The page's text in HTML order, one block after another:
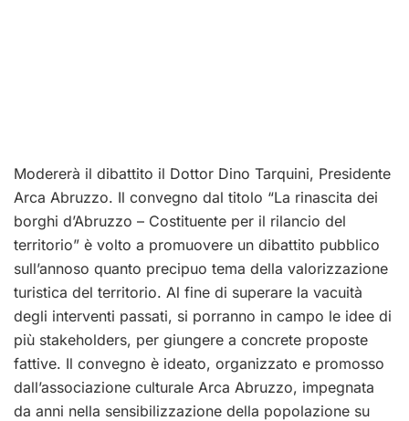
Modererà il dibattito il Dottor Dino Tarquini, Presidente
Arca Abruzzo. Il convegno dal titolo “La rinascita dei
borghi d’Abruzzo – Costituente per il rilancio del
territorio” è volto a promuovere un dibattito pubblico
sull’annoso quanto precipuo tema della valorizzazione
turistica del territorio. Al fine di superare la vacuità
degli interventi passati, si porranno in campo le idee di
più stakeholders, per giungere a concrete proposte
fattive. Il convegno è ideato, organizzato e promosso
dall’associazione culturale Arca Abruzzo, impegnata
da anni nella sensibilizzazione della popolazione su